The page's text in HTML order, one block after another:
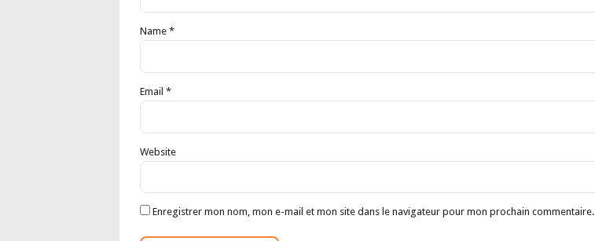
Name *
Email *
Website
Enregistrer mon nom, mon e-mail et mon site dans le navigateur pour mon prochain commentaire.